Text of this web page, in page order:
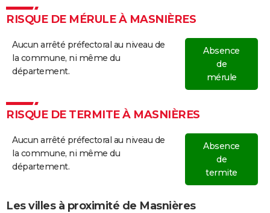
RISQUE DE MÉRULE À MASNIÈRES
Aucun arrêté préfectoral au niveau de
la commune, ni même du
département.
Absence
de
mérule
RISQUE DE TERMITE À MASNIÈRES
Aucun arrêté préfectoral au niveau de
la commune, ni même du
département.
Absence
de
termite
Les villes à proximité de Masnières